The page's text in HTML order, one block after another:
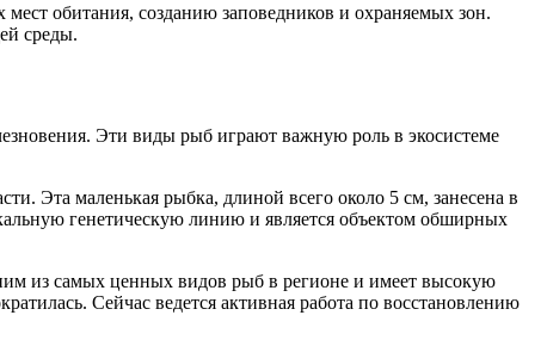
обитания, созданию заповедников и охраняемых зон.
среды.
Эти виды рыб играют важную роль в экосистеме
Эта маленькая рыбка, длиной всего около 5 см, занесена в
генетическую линию и является объектом обширных
из самых ценных видов рыб в регионе и имеет высокую
Сейчас ведется активная работа по восстановлению